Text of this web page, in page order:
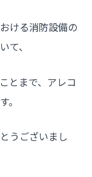
ける消防設備の
て、
とまで、アレコ
。
うございまし